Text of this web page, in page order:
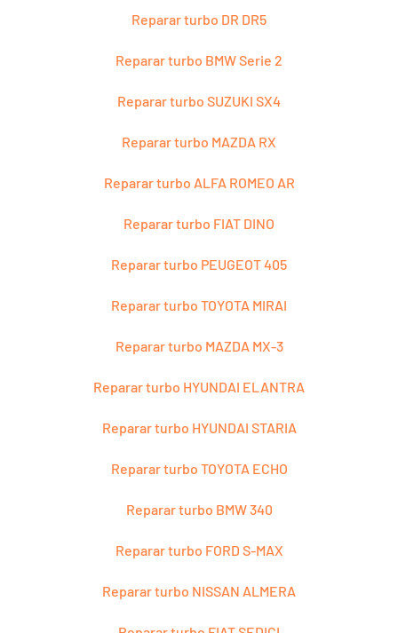
Reparar turbo DR DR5
Reparar turbo BMW Serie 2
Reparar turbo SUZUKI SX4
Reparar turbo MAZDA RX
Reparar turbo ALFA ROMEO AR
Reparar turbo FIAT DINO
Reparar turbo PEUGEOT 405
Reparar turbo TOYOTA MIRAI
Reparar turbo MAZDA MX-3
Reparar turbo HYUNDAI ELANTRA
Reparar turbo HYUNDAI STARIA
Reparar turbo TOYOTA ECHO
Reparar turbo BMW 340
Reparar turbo FORD S-MAX
Reparar turbo NISSAN ALMERA